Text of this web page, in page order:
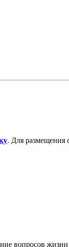
. Для размещения
вопросов